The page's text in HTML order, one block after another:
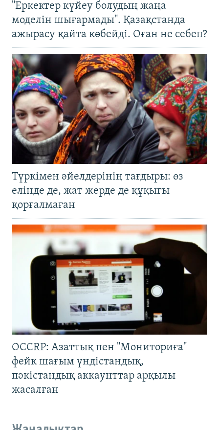
"Еркектер күйеу болудың жаңа
моделін шығармады". Қазақстанда
ажырасу қайта көбейді. Оған не себеп?
Түркімен әйелдерінің тағдыры: өз
елінде де, жат жерде де құқығы
қорғалмаған
OCCRP: Азаттық пен "Мониториға"
фейк шағым үндістандық,
пәкістандық аккаунттар арқылы
жасалған